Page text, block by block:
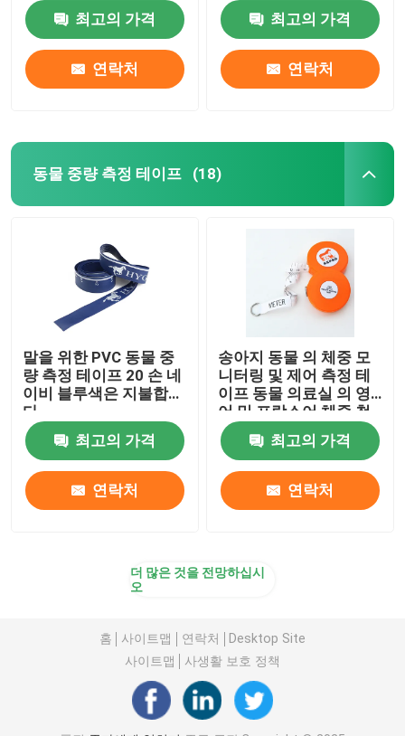
최고의 가격
연락처
최고의 가격
연락처
동물 중량 측정 테이프 (18)
말을 위한 PVC 동물 중
량 측정 테이프 20 손 네
이비 블루색은 지불합니
다
최고의 가격
연락처
송아지 동물 의 체중 모
니터링 및 제어 측정 테
이프 동물 의료실 의 영
어 및 프랑스어 체중 척
도
최고의 가격
연락처
더 많은 것을 전망하십시
오
홈 사이트맵 연락처
Desktop Site
사이트맵
사생활 보호 정책